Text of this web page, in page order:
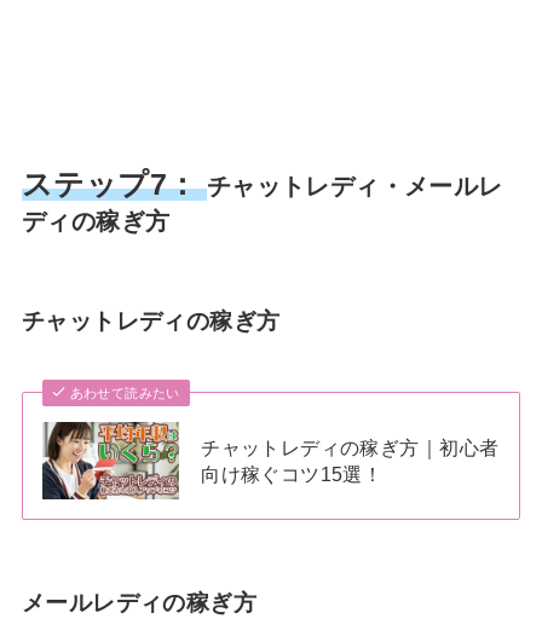
ステップ7： チャットレディ・メールレ
ディの稼ぎ方
チャットレディの稼ぎ方
あわせて読みたい
チャットレディの稼ぎ方｜初心者
向け稼ぐコツ15選！
メールレディの稼ぎ方